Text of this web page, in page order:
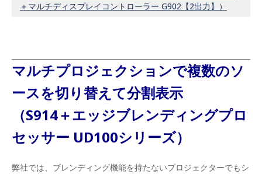
＋マルチディスプレイコントローラー G902【2出力】）
マルチプロジェクションで複数のソ
ースを切り替えて分割表示
（S914＋エッジブレンディングプロ
セッサー UD100シリーズ）
弊社では、ブレンディング機能を持たないプロジェクターでもシ